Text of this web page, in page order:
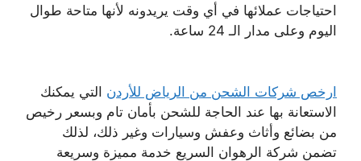
احتياجات عملائها في أي وقت يريدونه لأنها متاحة طوال
اليوم وعلى مدار الـ 24 ساعة.
ارخص شركات الشحن من الرياض للأردن التي يمكنك
الاستعانة بها عند الحاجة للشحن بأمان تام وبسعر رخيص
من بضائع وأثاث وعفش وسيارات وغير ذلك، لذلك
تضمن شركة الرهوان السريع خدمة مميزة وسريعة